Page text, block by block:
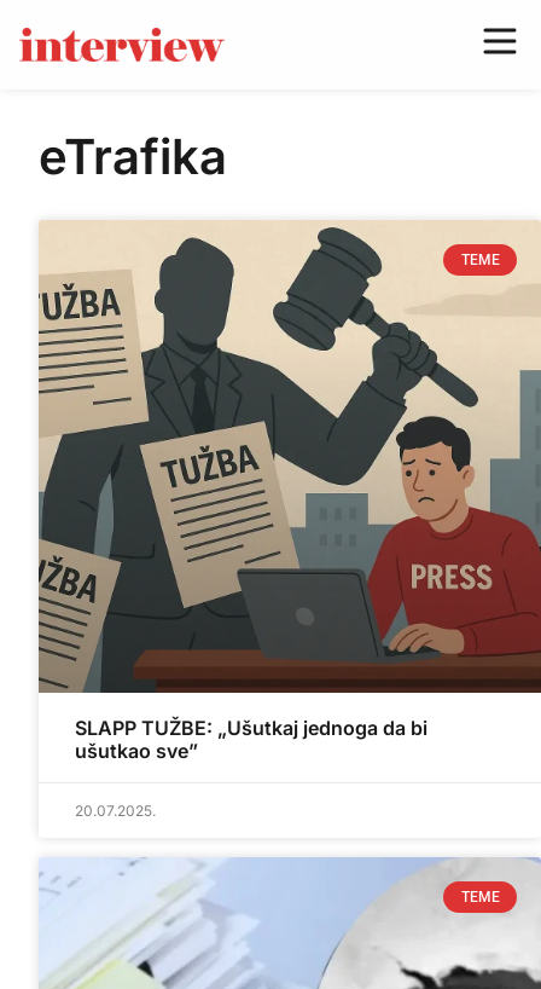
eTrafika
TEME
SLAPP TUŽBE: „Ušutkaj jednoga da bi
ušutkao sve”
20.07.2025.
TEME